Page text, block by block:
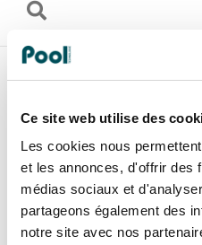
Ce site web utilise des
Les cookies nous
et les annonces, d'offrir des
médias sociaux et
partageons également des
notre site avec nos